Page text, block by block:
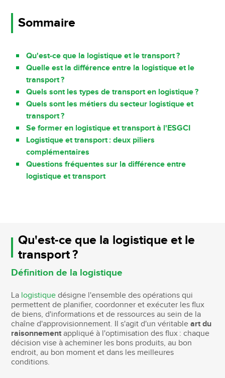
Sommaire
Qu'est-ce que la logistique et le transport ?
Quelle est la différence entre la logistique et le
transport ?
Quels sont les types de transport en logistique ?
Quels sont les métiers du secteur logistique et
transport ?
Se former en logistique et transport à l'ESGCI
Logistique et transport : deux piliers
complémentaires
Questions fréquentes sur la différence entre
logistique et transport
Qu'est-ce que la logistique et le
transport ?
Définition de la logistique
La logistique désigne l'ensemble des opérations qui
permettent de planifier, coordonner et exécuter les flux
de biens, d'informations et de ressources au sein de la
chaîne d'approvisionnement. Il s'agit d'un véritableart du
raisonnement appliqué à l'optimisation des flux : chaque
décision vise à acheminer les bons produits, au bon
endroit, au bon moment et dans les meilleures
conditions.